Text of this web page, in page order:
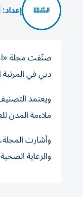
دبي في المرتبة
ويعتمد
ملاءمة المدن
وأشارت
والرعاية